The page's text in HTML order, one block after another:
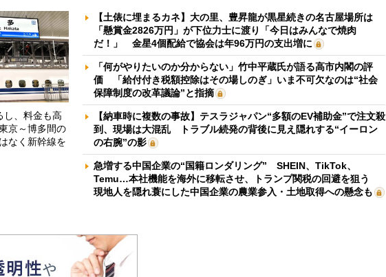
し、料金も高
京～博多間の
なく新幹線を
【土俵に埋まるカネ】大の里、豊昇龍が黒星続きの名古屋場所は
「懸賞金2826万円」が下位力士に渡り「今日はみんなで焼肉
だ！」 金星4個配給で協会は年96万円の支出増に
「何がやりたいのか分からない」竹中平蔵氏が語る高市内閣の評
価 「給付付き税額控除はその場しのぎ」いま不可欠なのは“社会
保障制度の改革議論”と指摘
【納車時に複数の事故】テスラジャパン“多額のEV補助金”で注文殺
到、現場は大混乱 トラブル続発の背後に見え隠れする“イーロン
の右腕”の影
急増する中国企業の“国籍ロンダリング” SHEIN、TikTok、
Temu…本社機能を海外に移転させ、トランプ関税の回避を狙う
現地人を隠れ蓑にした中国企業の農業参入・土地取得への懸念も